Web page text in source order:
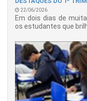
22/06/2026
Em dois dias de
os estudantes que